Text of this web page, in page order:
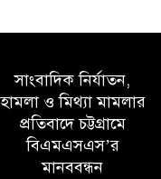
সাংবাদিক নির্যাতন,
হামলা ও মিথ্যা মামলার
প্রতিবাদে চট্টগ্রামে
বিএমএসএস’র
মানববন্ধন